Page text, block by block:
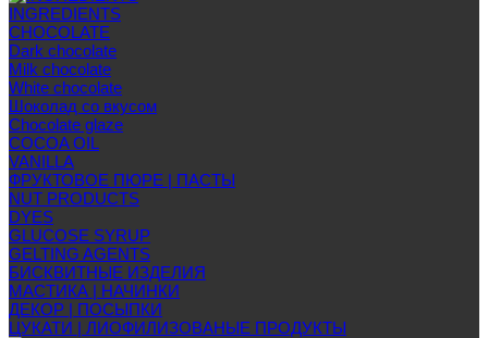
INGREDIENTS
CHOCOLATE
Dark chocolate
Milk chocolate
White chocolate
Шоколад со вкусом
Chocolate glaze
COCOA OIL
VANILLA
ФРУКТОВОЕ ПЮРЕ | ПАСТЫ
NUT PRODUCTS
DYES
GLUCOSE SYRUP
GELTING AGENTS
БИСКВИТНЫЕ ИЗДЕЛИЯ
МАСТИКА | НАЧИНКИ
ДЕКОР | ПОСЫПКИ
ЦУКАТИ | ЛИОФИЛИЗОВАНЫЕ ПРОДУКТЫ